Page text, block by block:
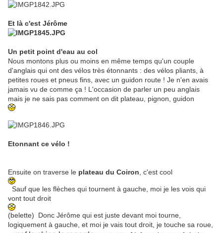
Et là c'est Jérôme
Un petit point d'eau au col
Nous montons plus ou moins en même temps qu'un couple
d'anglais qui ont des vélos très étonnants : des vélos pliants, à
petites roues et pneus fins, avec un guidon route ! Je n'en avais
jamais vu de comme ça ! L'occasion de parler un peu anglais
mais je ne sais pas comment on dit plateau, pignon, guidon
Etonnant ce vélo !
Ensuite on traverse le plateau du Coiron , c'est cool
Sauf que les flèches qui tournent à gauche, moi je les vois qui
vont tout droit
(belette) Donc Jérôme qui est juste devant moi tourne,
logiquement à gauche, et moi je vais tout droit, je touche sa roue,